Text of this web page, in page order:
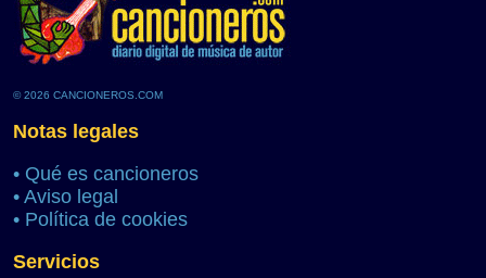
© 2026 CANCIONEROS.COM
Notas legales
• Qué es cancioneros
• Aviso legal
• Política de cookies
Servicios